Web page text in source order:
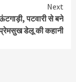
Next
पटवारी से बने
प्रेमसुख डेलू की कहानी